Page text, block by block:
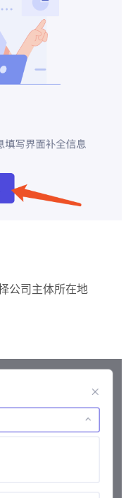
公司主体所在地